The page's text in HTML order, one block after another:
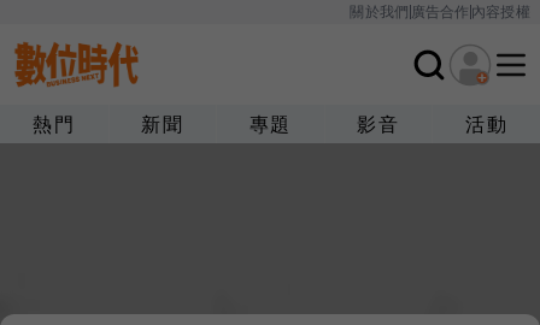
關於我們廣告合作內容授權
熱門 新聞 專題 影音 活動